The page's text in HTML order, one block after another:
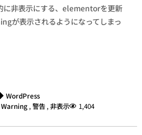
に非表示にする、elementorを更新
が表示されるようになってしまっ
WordPress
Warning , 警告 , 非表示 1,404